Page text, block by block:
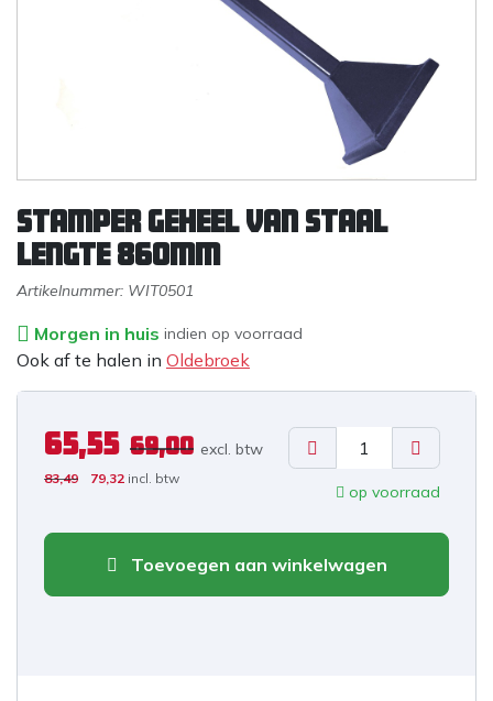
Stamper geheel van staal
lengte 860mm
Artikelnummer: WIT0501
Morgen in huis indien op voorraad
Ook af te halen in Oldebroek
65,55 69,00 excl. btw
83,49 79,32 incl. btw
op voorraad
Toevoegen aan winkelwagen